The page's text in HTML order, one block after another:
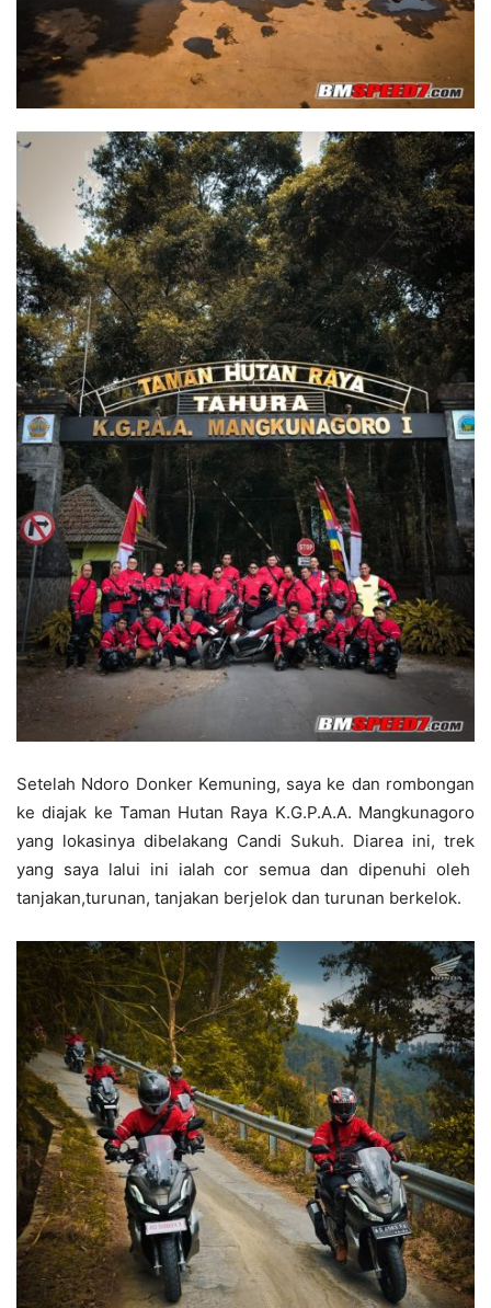
Setelah Ndoro Donker Kemuning, saya ke dan rombongan
ke diajak ke Taman Hutan Raya K.G.P.A.A. Mangkunagoro
yang lokasinya dibelakang Candi Sukuh. Diarea ini, trek
yang saya lalui ini ialah cor semua dan dipenuhi oleh
tanjakan,turunan, tanjakan berjelok dan turunan berkelok.